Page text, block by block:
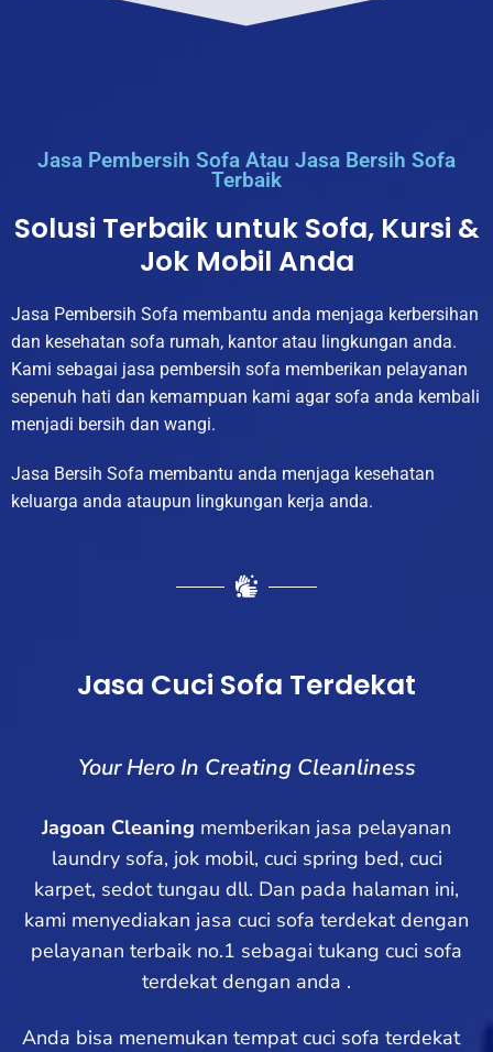
Jasa Pembersih Sofa Atau Jasa Bersih Sofa
Terbaik
Solusi Terbaik untuk Sofa, Kursi &
Jok Mobil Anda
Jasa Pembersih Sofa membantu anda menjaga kerbersihan
dan kesehatan sofa rumah, kantor atau lingkungan anda.
Kami sebagai jasa pembersih sofa memberikan pelayanan
sepenuh hati dan kemampuan kami agar sofa anda kembali
menjadi bersih dan wangi.
Jasa Bersih Sofa membantu anda menjaga kesehatan
keluarga anda ataupun lingkungan kerja anda.
Jasa Cuci Sofa Terdekat
Your Hero In Creating Cleanliness
Jagoan Cleaning memberikan jasa pelayanan
laundry sofa, jok mobil, cuci spring bed, cuci
karpet, sedot tungau dll. Dan pada halaman ini,
kami menyediakan jasa cuci sofa terdekat dengan
pelayanan terbaik no.1 sebagai tukang cuci sofa
terdekat dengan anda .
Anda bisa menemukan tempat cuci sofa terdekat